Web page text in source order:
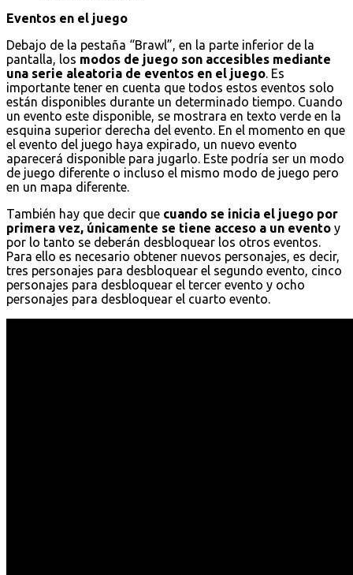
Eventos en el juego
Debajo de la pestaña “Brawl”, en la parte inferior de la
pantalla, los modos de juego son accesibles mediante
una serie aleatoria de eventos en el juego. Es
importante tener en cuenta que todos estos eventos solo
están disponibles durante un determinado tiempo. Cuando
un evento este disponible, se mostrara en texto verde en la
esquina superior derecha del evento. En el momento en que
el evento del juego haya expirado, un nuevo evento
aparecerá disponible para jugarlo. Este podría ser un modo
de juego diferente o incluso el mismo modo de juego pero
en un mapa diferente.
También hay que decir que cuando se inicia el juego por
primera vez, únicamente se tiene acceso a un evento y
por lo tanto se deberán desbloquear los otros eventos.
Para ello es necesario obtener nuevos personajes, es decir,
tres personajes para desbloquear el segundo evento, cinco
personajes para desbloquear el tercer evento y ocho
personajes para desbloquear el cuarto evento.